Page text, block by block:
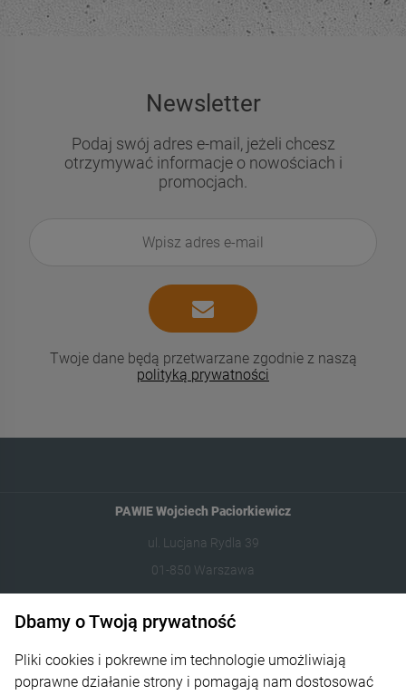
Newsletter
Podaj swój adres e-mail, jeżeli chcesz
otrzymywać informacje o nowościach i
promocjach.
Twoje dane będą przetwarzane zgodnie z naszą
polityką prywatności
PAWIE Wojciech Paciorkiewicz
ul. Lucjana Rydla 39
01-850 Warszawa
609981005
Dbamy o Twoją prywatność
Pliki cookies i pokrewne im technologie umożliwiają
poprawne działanie strony i pomagają nam dostosować